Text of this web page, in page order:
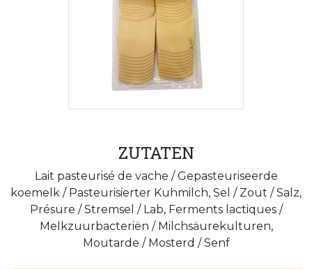
ZUTATEN
Lait pasteurisé de vache / Gepasteuriseerde
koemelk / Pasteurisierter Kuhmilch, Sel / Zout / Salz,
Présure / Stremsel / Lab, Ferments lactiques /
Melkzuurbacteriën / Milchsäurekulturen,
Moutarde / Mosterd / Senf